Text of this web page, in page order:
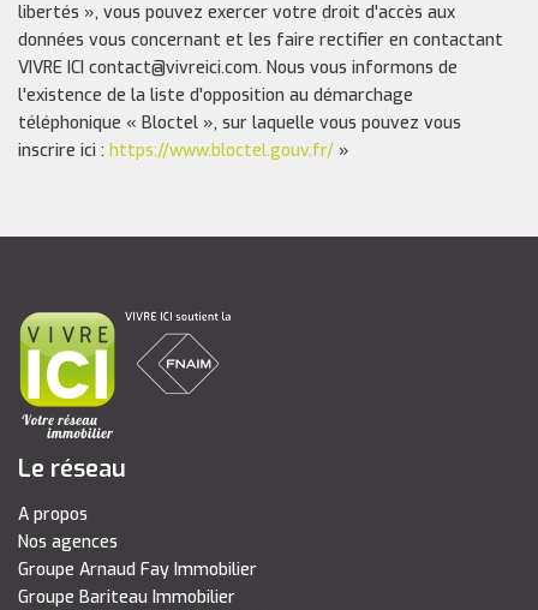
libertés », vous pouvez exercer votre droit d'accès aux
données vous concernant et les faire rectifier en contactant
VIVRE ICI contact@vivreici.com. Nous vous informons de
l'existence de la liste d'opposition au démarchage
téléphonique « Bloctel », sur laquelle vous pouvez vous
inscrire ici : https://www.bloctel.gouv.fr/ »
Le réseau
A propos
Nos agences
Groupe Arnaud Fay Immobilier
Groupe Bariteau Immobilier